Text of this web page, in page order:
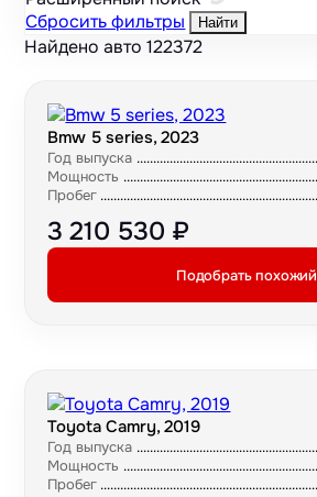
Сбросить фильтры
Найти
Найдено авто122372
Bmw 5 series, 2023
Год выпуска
Мощность
Пробег
3 210 530 ₽
Подобрать похожий
Toyota Camry, 2019
Год выпуска
Мощность
Пробег